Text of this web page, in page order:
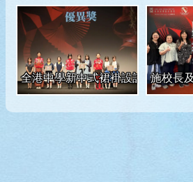
全港中學新中式裙褂設計比賽頒
施校長